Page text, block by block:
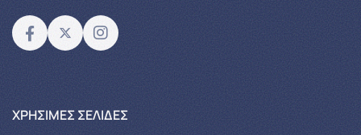
XΡΉΣΙΜΕΣ ΣΕΛΊΔΕΣ